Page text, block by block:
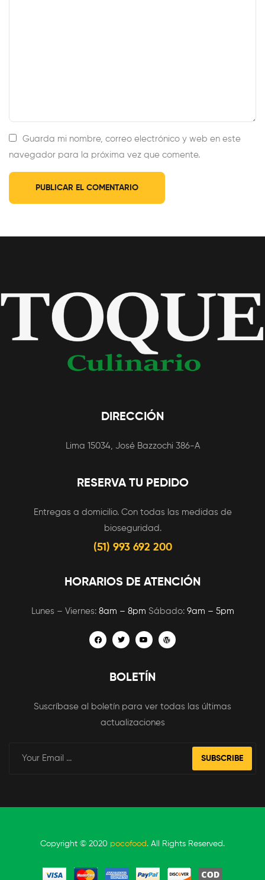
Guarda mi nombre, correo electrónico y web en este
navegador para la próxima vez que comente.
DIRECCIÓN
Lima 15034, José Bazzochi 386-A
RESERVA TU PEDIDO
Entregas a domicilio. Con todas las medidas de
bioseguridad.
(51) 993 692 200
HORARIOS DE ATENCIÓN
Lunes – Viernes: 8am – 8pm Sábado: 9am – 5pm
BOLETÍN
Suscríbase al boletín para ver todas las últimas
actualizaciones
SUBSCRIBE
Copyright © 2020 pocofood . All Rights Reserved.